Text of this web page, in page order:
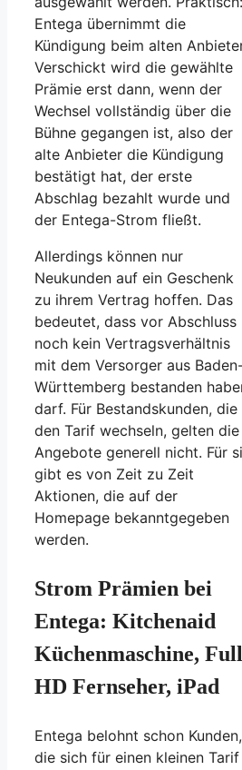
Entega übernimmt die
Kündigung beim alten
Verschickt wird die gewählte
Prämie erst dann, wenn der
Wechsel vollständig über die
Bühne gegangen ist, also der
alte Anbieter die Kündigung
bestätigt hat, der erste
Abschlag bezahlt wurde und
der Entega-Strom fließt.
Allerdings können nur
Neukunden auf ein Geschenk
zu ihrem Vertrag hoffen. Das
bedeutet, dass vor Abschluss
noch kein Vertragsverhältnis
mit dem Versorger aus
Württemberg bestanden
darf. Für Bestandskunden, die
den Tarif wechseln, gelten die
Angebote generell nicht. Für
gibt es von Zeit zu Zeit
Aktionen, die auf der
Homepage bekanntgegeben
werden.
Strom Prämien bei
Entega: Kitchenaid
Küchenmaschine,
HD Fernseher, iPad
Entega belohnt schon Kunden,
die sich für einen kleinen Tarif